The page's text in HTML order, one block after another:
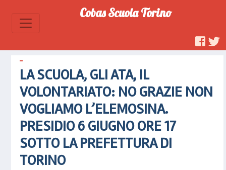
Cobas Scuola Torino
LA SCUOLA, GLI ATA, IL
VOLONTARIATO: NO GRAZIE NON
VOGLIAMO L’ELEMOSINA.
PRESIDIO 6 GIUGNO ORE 17
SOTTO LA PREFETTURA DI
TORINO
https://www.cobascuolatorino.it/2020/06/
scuola-
gli-ata-il-
volontariato-
no-
grazie-
non-
vogliamo-